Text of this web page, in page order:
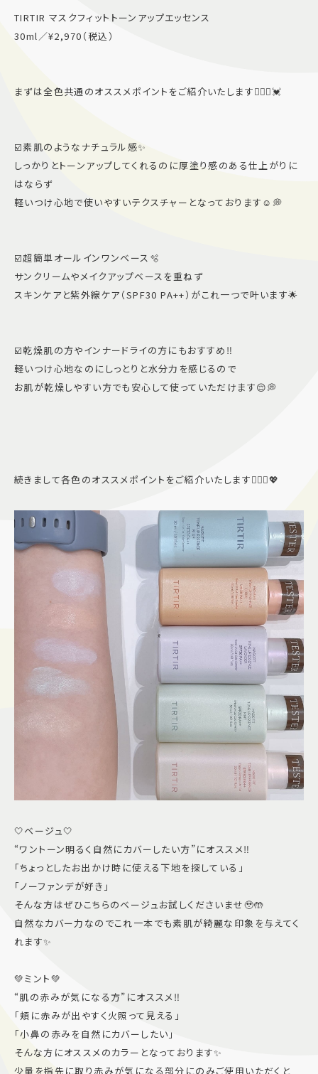
TIRTIR マスクフィットトーンアップエッセンス
30ml／¥2,970（税込）
まずは全色共通のオススメポイントをご紹介いたします💁🏻‍♀️💓
☑️素肌のようなナチュラル感✨
しっかりとトーンアップしてくれるのに厚塗り感のある仕上がりに
はならず
軽いつけ心地で使いやすいテクスチャーとなっております☺️💭
☑️超簡単オールインワンベース🫧
サンクリームやメイクアップベースを重ねず
スキンケアと紫外線ケア（SPF30 PA++）がこれ一つで叶います🌟
☑️乾燥肌の方やインナードライの方にもおすすめ‼️
軽いつけ心地なのにしっとりと水分力を感じるので
お肌が乾燥しやすい方でも安心して使っていただけます😌💭
続きまして各色のオススメポイントをご紹介いたします💁🏻‍♀️💖
🤍ベージュ🤍
“ワントーン明るく自然にカバーしたい方”にオススメ‼️
「ちょっとしたお出かけ時に使える下地を探している」
「ノーファンデが好き」
そんな方はぜひこちらのベージュお試しくださいませ🥹🤲
自然なカバー力なのでこれ一本でも素肌が綺麗な印象を与えてく
れます✨
💚ミント💚
“肌の赤みが気になる方”にオススメ‼️
「頬に赤みが出やすく火照って見える」
「小鼻の赤みを自然にカバーしたい」
そんな方にオススメのカラーとなっております✨
少量を指先に取り赤みが気になる部分にのみご使用いただくと